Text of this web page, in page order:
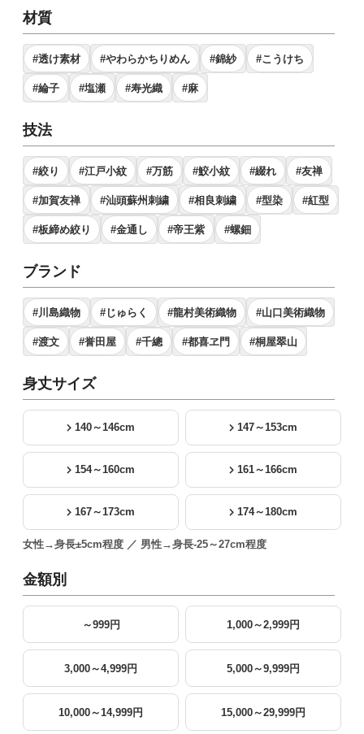
材質
#透け素材 #やわらかちりめん #錦紗 #こうけち
#綸子 #塩瀬 #寿光織 #麻
技法
#絞り #江戸小紋 #万筋 #鮫小紋 #綴れ #友禅
#加賀友禅 #汕頭蘇州刺繍 #相良刺繍 #型染 #紅型
#板締め絞り #金通し #帝王紫 #螺鈿
ブランド
#川島織物 #じゅらく #龍村美術織物 #山口美術織物
#渡文 #誉田屋 #千總 #都喜ヱ門 #桐屋翠山
身丈サイズ
140～146cm 147～153cm
154～160cm 161～166cm
167～173cm 174～180cm
女性→身長±5cm程度 ／ 男性→身長-25～27cm程度
金額別
～999円 1,000～2,999円
3,000～4,999円 5,000～9,999円
10,000～14,999円 15,000～29,999円